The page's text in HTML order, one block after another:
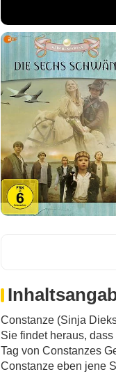
Constanze (Sinja
Sie findet heraus,
Tag von Constanzes
Constanze eben jene